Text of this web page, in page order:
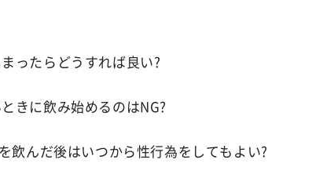
ったらどうすれば良い?
きに飲み始めるのはNG?
飲んだ後はいつから性行為をしてもよい?